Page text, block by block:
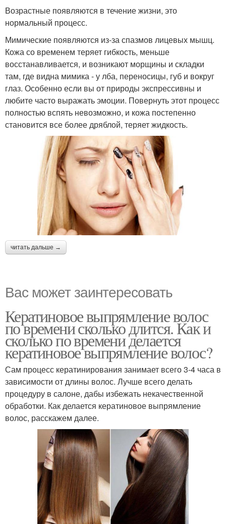
Возрастные появляются в течение жизни, это
нормальный процесс.
Мимические появляются из-за спазмов лицевых мышц.
Кожа со временем теряет гибкость, меньше
восстанавливается, и возникают морщины и складки
там, где видна мимика - у лба, переносицы, губ и вокруг
глаз. Особенно если вы от природы экспрессивны и
любите часто выражать эмоции. Повернуть этот процесс
полностью вспять невозможно, и кожа постепенно
становится все более дряблой, теряет жидкость.
читать дальше →
Вас может заинтересовать
Кератиновое выпрямление волос
по времени сколько длится. Как и
сколько по времени делается
кератиновое выпрямление волос?
Сам процесс кератинирования занимает всего 3-4 часа в
зависимости от длины волос. Лучше всего делать
процедуру в салоне, дабы избежать некачественной
обработки. Как делается кератиновое выпрямление
волос, расскажем далее.